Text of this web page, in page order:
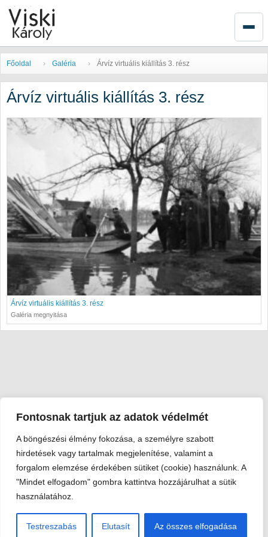
Fontosnak tartjuk az adatok védelmét
A böngészési élmény fokozása, a személyre szabott
hirdetések vagy tartalmak megjelenítése, valamint a
forgalom elemzése érdekében sütiket (cookie) használunk. A
"Mindet elfogadom" gombra kattintva hozzájárulhat a sütik
használatához.
Testreszabás Elutasít Az összes elfogadása
Főoldal Galéria Árvíz virtuális kiállítás 3. rész
Árvíz virtuális kiállítás 3. rész
Árvíz virtuális kiállítás 3. rész
Galéria megnyitása
Viski Károly Múzeum Kalocsa
6300 Kalocsa, Szent István király út 25. · Telefon:
351
© 2026 Viski Károly Múzeum Kalocsa